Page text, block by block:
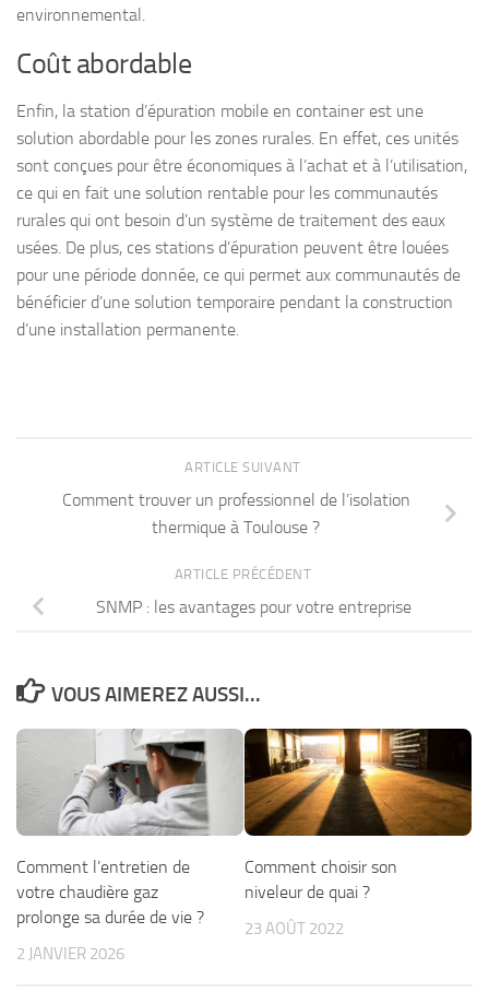
environnemental.
Coût abordable
Enfin, la station d’épuration mobile en container est une
solution abordable pour les zones rurales. En effet, ces unités
sont conçues pour être économiques à l’achat et à l’utilisation,
ce qui en fait une solution rentable pour les communautés
rurales qui ont besoin d’un système de traitement des eaux
usées. De plus, ces stations d’épuration peuvent être louées
pour une période donnée, ce qui permet aux communautés de
bénéficier d’une solution temporaire pendant la construction
d’une installation permanente.
ARTICLE SUIVANT
Comment trouver un professionnel de l’isolation
thermique à Toulouse ?
ARTICLE PRÉCÉDENT
SNMP : les avantages pour votre entreprise
VOUS AIMEREZ AUSSI...
Comment l’entretien de
votre chaudière gaz
prolonge sa durée de vie ?
2 JANVIER 2026
Comment choisir son
niveleur de quai ?
23 AOÛT 2022